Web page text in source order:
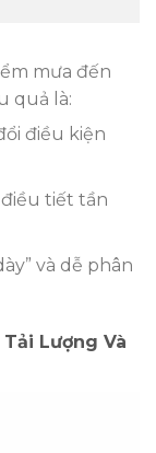
mưa đến
quả là:
điều kiện
tiết tần
và dễ phân
Lượng Và